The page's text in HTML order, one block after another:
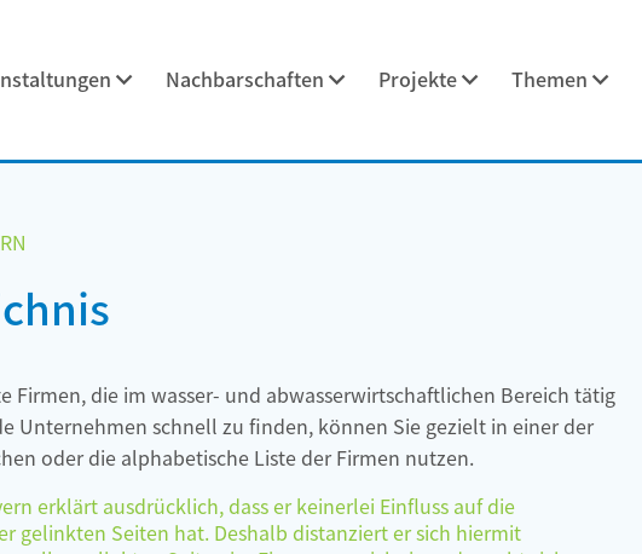
Nachbarschaften Projekte Themen
Firmen, die im wasser- und abwasserwirtschaftlichen Bereich tätig
Unternehmen schnell zu finden, können Sie gezielt in einer der
oder die alphabetische Liste der Firmen nutzen.
erklärt ausdrücklich, dass er keinerlei Einfluss auf die
gelinkten Seiten hat. Deshalb distanziert er sich hiermit